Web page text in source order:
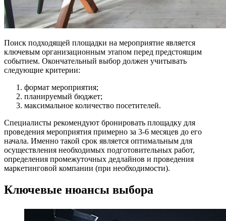
Поиск подходящей площадки на мероприятие является
ключевым организационным этапом перед предстоящим
событием. Окончательный выбор должен учитывать
следующие критерии:
формат мероприятия;
планируемый бюджет;
максимальное количество посетителей.
Специалисты рекомендуют бронировать площадку для
проведения мероприятия примерно за 3-6 месяцев до его
начала. Именно такой срок является оптимальным для
осуществления необходимых подготовительных работ,
определения промежуточных дедлайнов и проведения
маркетинговой компании (при необходимости).
Ключевые нюансы выбора